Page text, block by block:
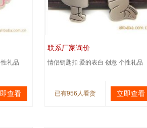
礼品
查看
联系厂家询价
情侣钥匙扣 爱的表白 创意 个性礼品
已有956人看货 立即查看